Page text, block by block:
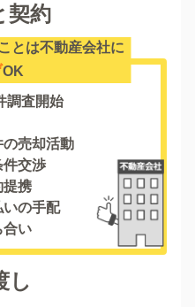
契約
とは不動産会社に
OK
調査開始
売却活動
件交渉
提携
いの手配
合い
し